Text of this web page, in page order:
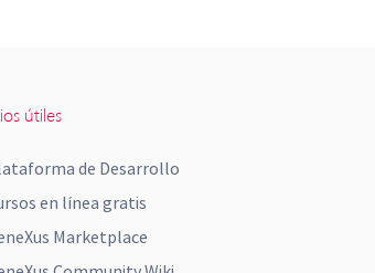
útiles
de Desarrollo
en línea gratis
Marketplace